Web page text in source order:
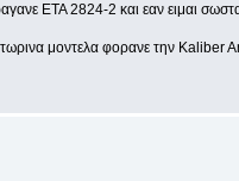
ΕΤΑ 2824-2 και εαν ειμαι
τωρινα μοντελα φορανε την Kaliber